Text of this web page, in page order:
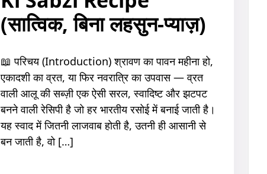
(सात्विक, बिना लहसुन-प्याज़)
📖 परिचय (Introduction) श्रावण का पावन महीना हो,
एकादशी का व्रत, या फिर नवरात्रि का उपवास — व्रत
वाली आलू की सब्ज़ी एक ऐसी सरल, स्वादिष्ट और झटपट
बनने वाली रेसिपी है जो हर भारतीय रसोई में बनाई जाती है।
यह स्वाद में जितनी लाजवाब होती है, उतनी ही आसानी से
बन जाती है, वो […]